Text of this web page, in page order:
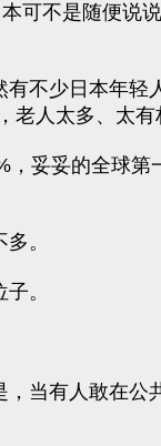
可不是随便
不少日本年
老人太多、太有
妥妥的全球
。
。
当有人敢在公